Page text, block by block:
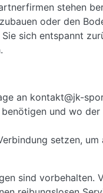
stehen
oder den
sich entspannt
an kontakt@jk-
und wo
setzen, um
sind vorbehalten.